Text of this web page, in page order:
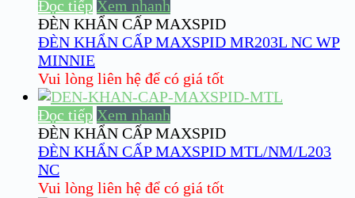
Đọc tiếp Xem nhanh
ĐÈN KHẨN CẤP MAXSPID
ĐÈN KHẨN CẤP MAXSPID MR203L NC WP
MINNIE
Vui lòng liên hệ để có giá tốt
Đọc tiếp Xem nhanh
ĐÈN KHẨN CẤP MAXSPID
ĐÈN KHẨN CẤP MAXSPID MTL/NM/L203
NC
Vui lòng liên hệ để có giá tốt